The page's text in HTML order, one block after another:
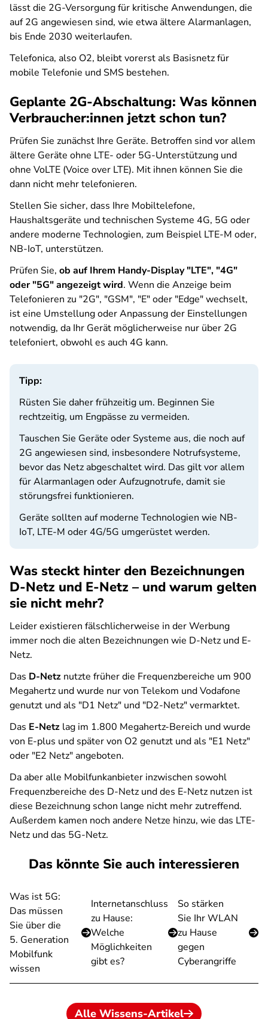
lässt die 2G-Versorgung für kritische Anwendungen, die
auf 2G angewiesen sind, wie etwa ältere Alarmanlagen,
bis Ende 2030 weiterlaufen.
Telefonica, also O2, bleibt vorerst als Basisnetz für
mobile Telefonie und SMS bestehen.
Geplante 2G-Abschaltung: Was können
Verbraucher:innen jetzt schon tun?
Prüfen Sie zunächst Ihre Geräte. Betroffen sind vor allem
ältere Geräte ohne LTE- oder 5G-Unterstützung und
ohne VoLTE (Voice over LTE). Mit ihnen können Sie die
dann nicht mehr telefonieren.
Stellen Sie sicher, dass Ihre Mobiltelefone,
Haushaltsgeräte und technischen Systeme 4G, 5G oder
andere moderne Technologien, zum Beispiel LTE-M oder,
NB-IoT, unterstützen.
Prüfen Sie, ob auf Ihrem Handy-Display "LTE", "4G"
oder "5G" angezeigt wird. Wenn die Anzeige beim
Telefonieren zu "2G", "GSM", "E" oder "Edge" wechselt,
ist eine Umstellung oder Anpassung der Einstellungen
notwendig, da Ihr Gerät möglicherweise nur über 2G
telefoniert, obwohl es auch 4G kann.
Tipp:
Rüsten Sie daher frühzeitig um. Beginnen Sie
rechtzeitig, um Engpässe zu vermeiden.
Tauschen Sie Geräte oder Systeme aus, die noch auf
2G angewiesen sind, insbesondere Notrufsysteme,
bevor das Netz abgeschaltet wird. Das gilt vor allem
für Alarmanlagen oder Aufzugnotrufe, damit sie
störungsfrei funktionieren.
Geräte sollten auf moderne Technologien wie NB-
IoT, LTE-M oder 4G/5G umgerüstet werden.
Was steckt hinter den Bezeichnungen
D-Netz und E-Netz – und warum gelten
sie nicht mehr?
Leider existieren fälschlicherweise in der Werbung
immer noch die alten Bezeichnungen wie D-Netz und E-
Netz.
Das D-Netz nutzte früher die Frequenzbereiche um 900
Megahertz und wurde nur von Telekom und Vodafone
genutzt und als "D1 Netz" und "D2-Netz" vermarktet.
Das E-Netz lag im 1.800 Megahertz-Bereich und wurde
von E-plus und später von O2 genutzt und als "E1 Netz"
oder "E2 Netz" angeboten.
Da aber alle Mobilfunkanbieter inzwischen sowohl
Frequenzbereiche des D-Netz und des E-Netz nutzen ist
diese Bezeichnung schon lange nicht mehr zutreffend.
Außerdem kamen noch andere Netze hinzu, wie das LTE-
Netz und das 5G-Netz.
Das könnte Sie auch interessieren
Was ist 5G:
Das müssen
Sie über die
5. Generation
Mobilfunk
wissen
Internetanschluss
zu Hause:
Welche
Möglichkeiten
gibt es?
So stärken
Sie Ihr WLAN
zu Hause
gegen
Cyberangriffe
Alle Wissens-Artikel